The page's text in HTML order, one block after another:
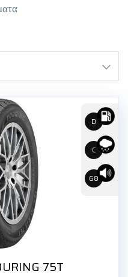
D
C
68
75T